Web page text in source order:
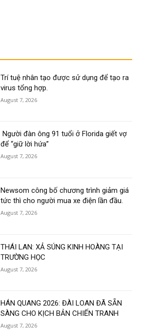
Trí tuệ nhân tạo được sử dụng để tạo ra
virus tổng hợp.
August 7, 2026
Người đàn ông 91 tuổi ở Florida giết vợ
để “giữ lời hứa”
August 7, 2026
Newsom công bố chương trình giảm giá
tức thì cho người mua xe điện lần đầu.
August 7, 2026
THÁI LAN: XẢ SÚNG KINH HOÀNG TẠI
TRƯỜNG HỌC
August 7, 2026
HÁN QUANG 2026: ĐÀI LOAN ĐÃ SẴN
SÀNG CHO KỊCH BẢN CHIẾN TRANH
August 7, 2026